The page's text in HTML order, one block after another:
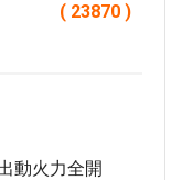
( 23870 )
動火力全開